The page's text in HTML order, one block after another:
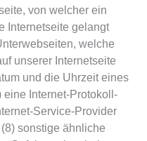
von welcher ein
Internetseite gelangt
welche
unserer Internetseite
und die Uhrzeit eines
eine Internet-Protokoll-
Service-Provider
sonstige ähnliche